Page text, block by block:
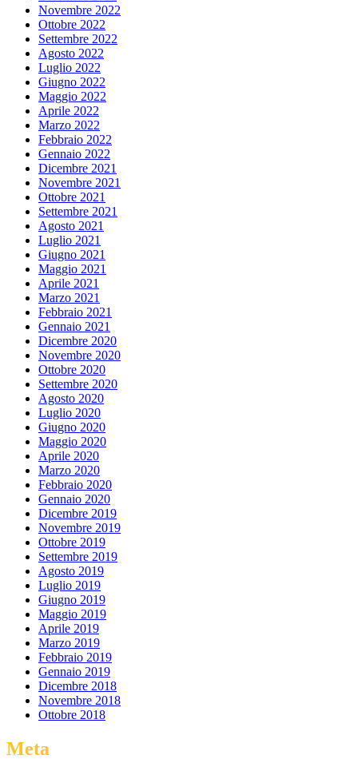
Novembre 2022
Ottobre 2022
Settembre 2022
Agosto 2022
Luglio 2022
Giugno 2022
Maggio 2022
Aprile 2022
Marzo 2022
Febbraio 2022
Gennaio 2022
Dicembre 2021
Novembre 2021
Ottobre 2021
Settembre 2021
Agosto 2021
Luglio 2021
Giugno 2021
Maggio 2021
Aprile 2021
Marzo 2021
Febbraio 2021
Gennaio 2021
Dicembre 2020
Novembre 2020
Ottobre 2020
Settembre 2020
Agosto 2020
Luglio 2020
Giugno 2020
Maggio 2020
Aprile 2020
Marzo 2020
Febbraio 2020
Gennaio 2020
Dicembre 2019
Novembre 2019
Ottobre 2019
Settembre 2019
Agosto 2019
Luglio 2019
Giugno 2019
Maggio 2019
Aprile 2019
Marzo 2019
Febbraio 2019
Gennaio 2019
Dicembre 2018
Novembre 2018
Ottobre 2018
Meta